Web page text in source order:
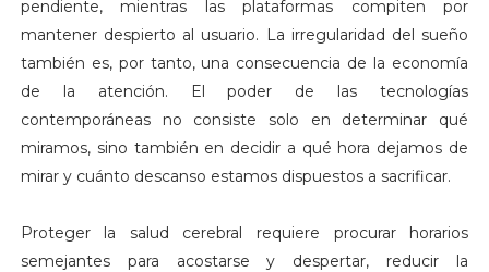
pendiente, mientras las plataformas compiten por
mantener despierto al usuario. La irregularidad del sueño
también es, por tanto, una consecuencia de la economía
de la atención. El poder de las tecnologías
contemporáneas no consiste solo en determinar qué
miramos, sino también en decidir a qué hora dejamos de
mirar y cuánto descanso estamos dispuestos a sacrificar.
Proteger la salud cerebral requiere procurar horarios
semejantes para acostarse y despertar, reducir la